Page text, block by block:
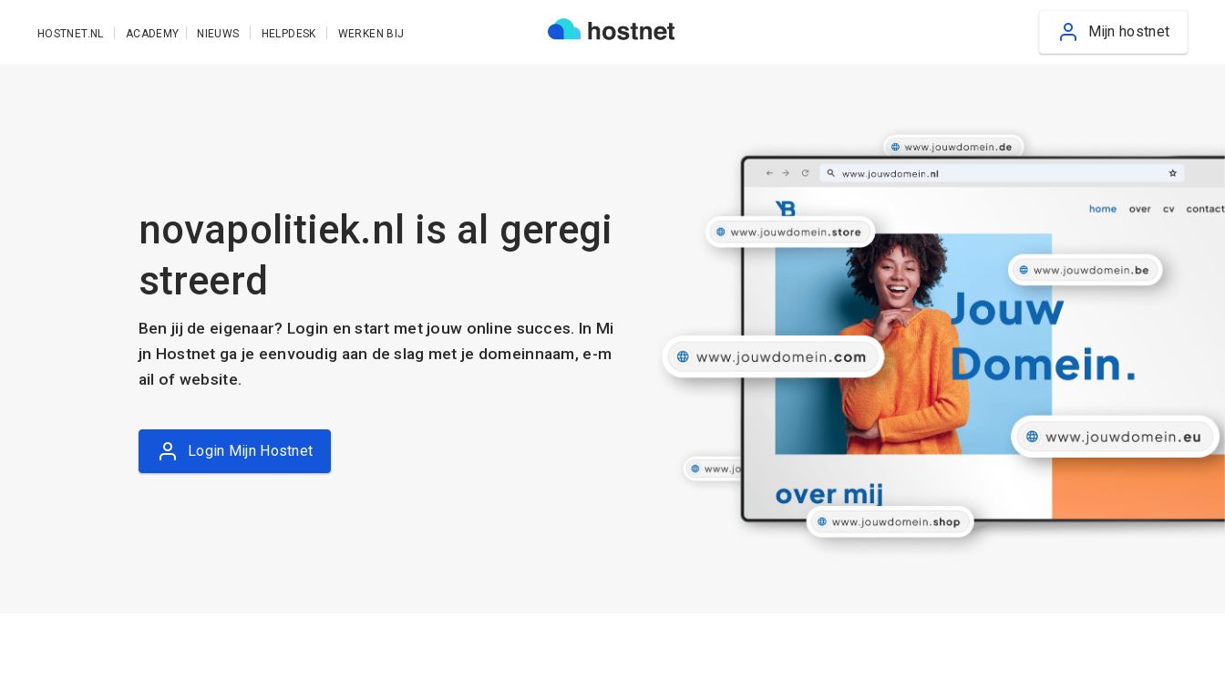
HOSTNET.NL ACADEMY NIEUWS HELPDESK WERKEN BIJ Mijn hostnet
novapolitiek.nl is al geregi
streerd
Ben jij de eigenaar? Login en start met jouw online succes. In Mi
jn Hostnet ga je eenvoudig aan de slag met je domeinnaam, e-m
ail of website.
Login Mijn Hostnet